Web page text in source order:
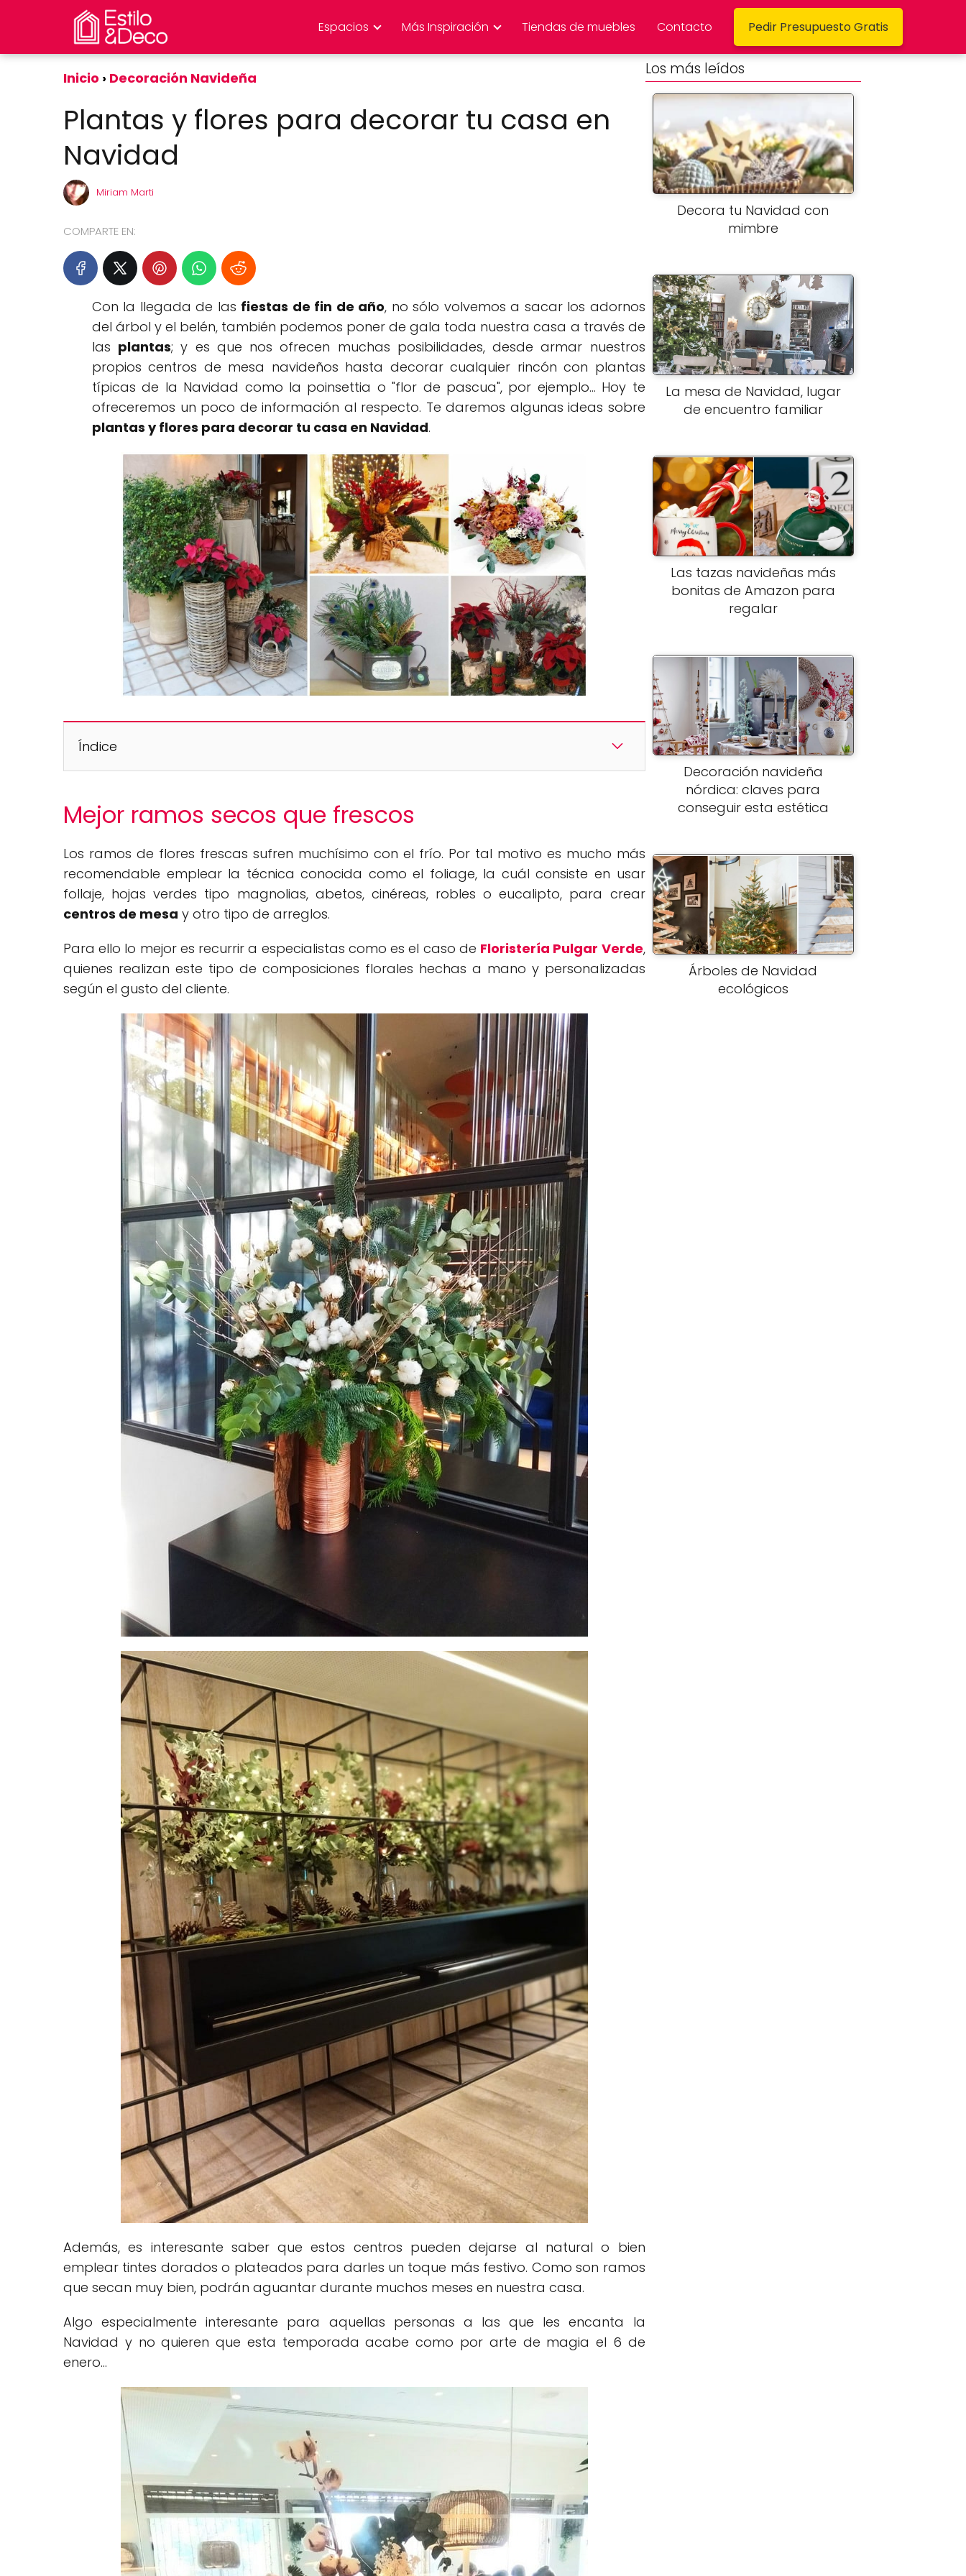
Espacios Más Inspiración Tiendas de muebles Contacto Pedir Presupuesto Gratis
Inicio Decoración Navideña
Plantas y flores para decorar tu casa en
Navidad
Miriam Marti
COMPARTE EN:
Con la llegada de las fiestas de fin de año, no sólo volvemos a sacar los adornos
del árbol y el belén, también podemos poner de gala toda nuestra casa a través de
las plantas; y es que nos ofrecen muchas posibilidades, desde armar nuestros
propios centros de mesa navideños hasta decorar cualquier rincón con plantas
típicas de la Navidad como la poinsettia o "flor de pascua", por ejemplo... Hoy te
ofreceremos un poco de información al respecto. Te daremos algunas ideas sobre
plantas y flores para decorar tu casa en Navidad.
Índice
Mejor ramos secos que frescos
Los ramos de flores frescas sufren muchísimo con el frío. Por tal motivo es mucho más
recomendable emplear la técnica conocida como el foliage, la cuál consiste en usar
follaje, hojas verdes tipo magnolias, abetos, cinéreas, robles o eucalipto, para crear
centros de mesa y otro tipo de arreglos.
Para ello lo mejor es recurrir a especialistas como es el caso de Floristería Pulgar Verde,
quienes realizan este tipo de composiciones florales hechas a mano y personalizadas
según el gusto del cliente.
Además, es interesante saber que estos centros pueden dejarse al natural o bien
emplear tintes dorados o plateados para darles un toque más festivo. Como son ramos
que secan muy bien, podrán aguantar durante muchos meses en nuestra casa.
Algo especialmente interesante para aquellas personas a las que les encanta la
Navidad y no quieren que esta temporada acabe como por arte de magia el 6 de
enero...
Los más leídos
Decora tu Navidad con
mimbre
La mesa de Navidad, lugar
de encuentro familiar
Las tazas navideñas más
bonitas de Amazon para
regalar
Decoración navideña
nórdica: claves para
conseguir esta estética
Árboles de Navidad
ecológicos